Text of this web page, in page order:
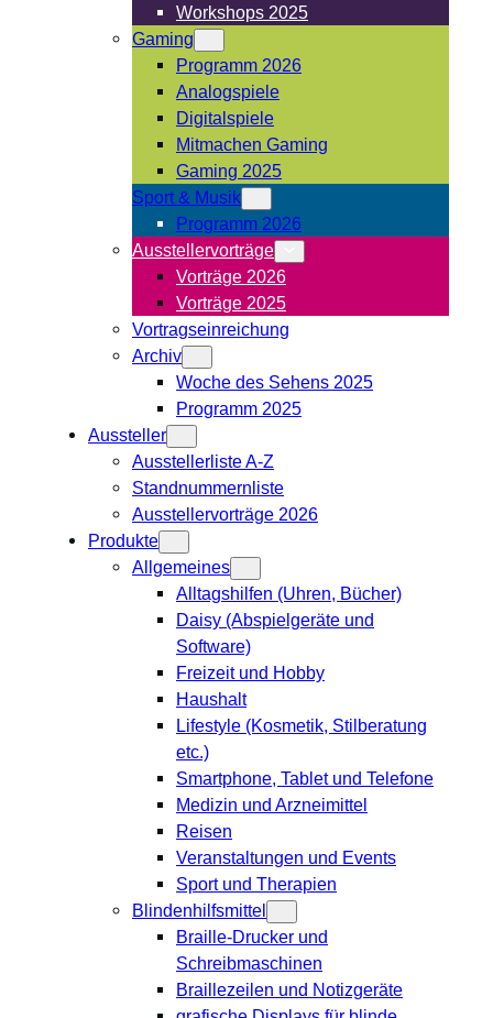
Workshops 2025
Gaming
Programm 2026
Analogspiele
Digitalspiele
Mitmachen Gaming
Gaming 2025
Sport & Musik
Programm 2026
Ausstellervorträge
Vorträge 2026
Vorträge 2025
Vortragseinreichung
Archiv
Woche des Sehens 2025
Programm 2025
Aussteller
Ausstellerliste A-Z
Standnummernliste
Ausstellervorträge 2026
Produkte
Allgemeines
Alltagshilfen (Uhren, Bücher)
Daisy (Abspielgeräte und
Software)
Freizeit und Hobby
Haushalt
Lifestyle (Kosmetik, Stilberatung
etc.)
Smartphone, Tablet und Telefone
Medizin und Arzneimittel
Reisen
Veranstaltungen und Events
Sport und Therapien
Blindenhilfsmittel
Braille-Drucker und
Schreibmaschinen
Braillezeilen und Notizgeräte